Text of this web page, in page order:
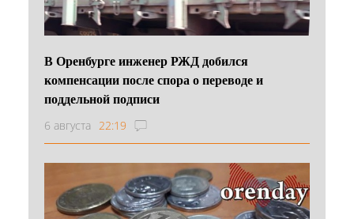
В Оренбурге инженер РЖД добился
компенсации после спора о переводе и
поддельной подписи
6 августа 22:19